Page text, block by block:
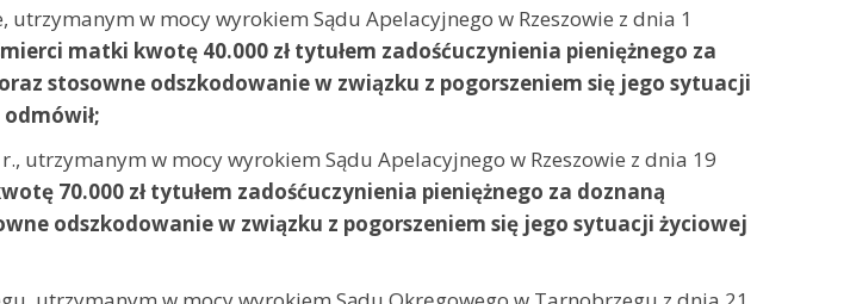
w mocy wyrokiem Sądu Apelacyjnego w Rzeszowie z dnia 1
matki kwotę 40.000 zł tytułem zadośćuczynienia pieniężnego za
oraz stosowne odszkodowanie w związku z pogorszeniem się jego sytuacji
utrzymanym w mocy wyrokiem Sądu Apelacyjnego w Rzeszowie z dnia 19
70.000 zł tytułem zadośćuczynienia pieniężnego za doznaną
odszkodowanie w związku z pogorszeniem się jego sytuacji życiowej